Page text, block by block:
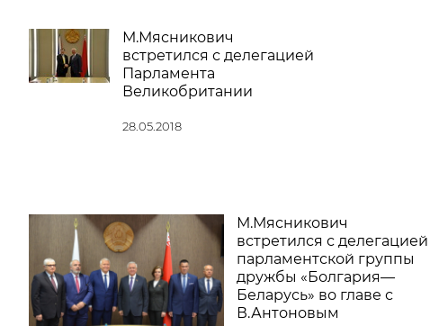
М.Мясникович
встретился с делегацией
Парламента
Великобритании
28.05.2018
М.Мясникович
встретился с делегацией
парламентской группы
дружбы «Болгария—
Беларусь» во главе с
В.Антоновым